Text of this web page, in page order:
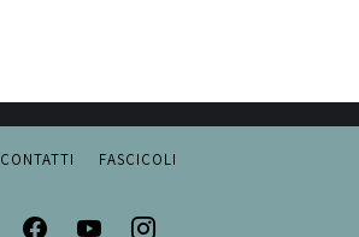
CONTATTI FASCICOLI